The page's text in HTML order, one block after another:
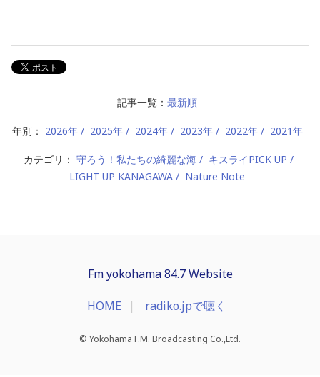
記事一覧： 最新順
年別： 2026年 2025年 2024年 2023年 2022年 2021年
カテゴリ： 守ろう！私たちの綺麗な海
キスライPICK UP
LIGHT UP KANAGAWA
Nature Note
Fm yokohama 84.7 Website
HOME radiko.jpで聴く
© Yokohama F.M. Broadcasting Co.,Ltd.